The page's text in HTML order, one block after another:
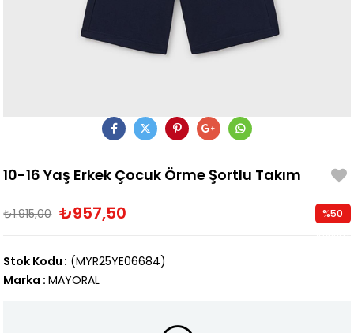
10-16 Yaş Erkek Çocuk Örme Şortlu Takım
₺1.915,00 ₺957,50 %50
(MYR25YE06684)
Stok Kodu
Marka : MAYORAL